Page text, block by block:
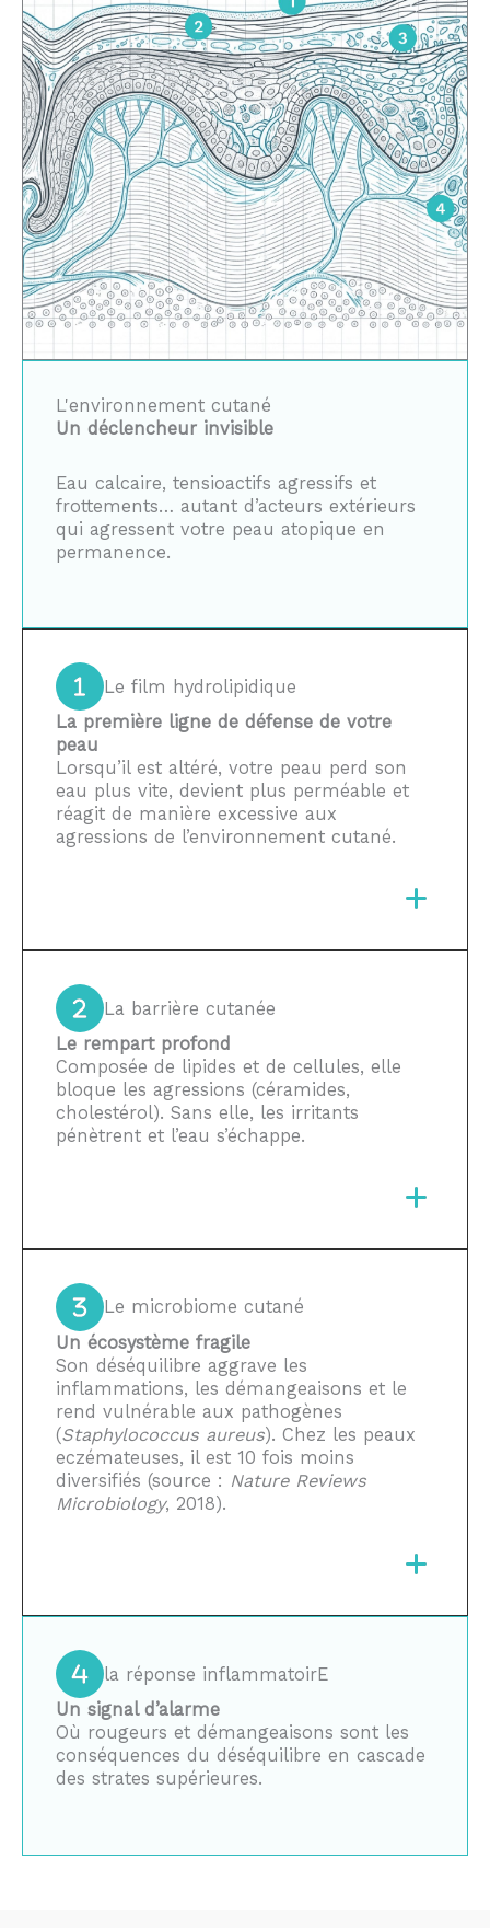
L'environnement cutané
Un déclencheur invisible
Eau calcaire, tensioactifs agressifs et
frottements… autant d’acteurs extérieurs
qui agressent votre peau atopique en
permanence.
Le film hydrolipidique
La première ligne de défense de votre
peau
Lorsqu’il est altéré, votre peau perd son
eau plus vite, devient plus perméable et
réagit de manière excessive aux
agressions de l’environnement cutané.
La barrière cutanée
Le rempart profond
Composée de lipides et de cellules, elle
bloque les agressions (céramides,
cholestérol). Sans elle, les irritants
pénètrent et l’eau s’échappe.
Le microbiome cutané
Un écosystème fragile
Son déséquilibre aggrave les
inflammations, les démangeaisons et le
rend vulnérable aux pathogènes
(Staphylococcus aureus). Chez les peaux
eczémateuses, il est 10 fois moins
diversifiés (source : Nature Reviews
Microbiology, 2018).
la réponse inflammatoirE
Un signal d’alarme
Où rougeurs et démangeaisons sont les
conséquences du déséquilibre en cascade
des strates supérieures.